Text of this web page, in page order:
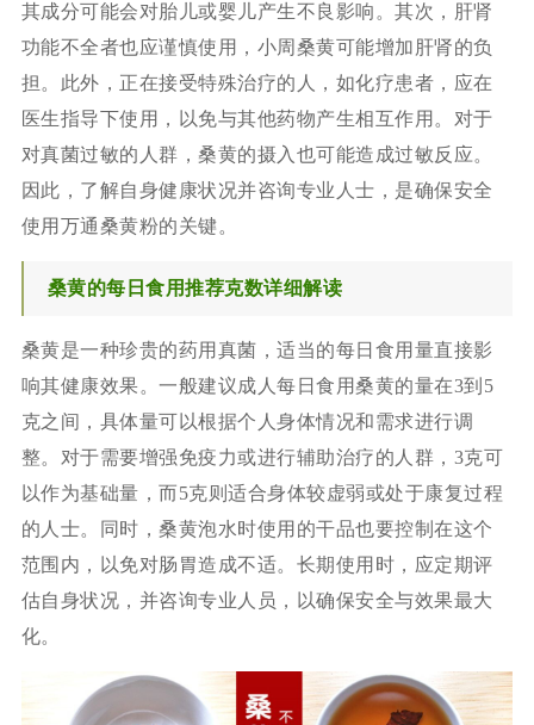
其成分可能会对胎儿或婴儿产生不良影响。其次，肝肾
功能不全者也应谨慎使用，小周桑黄可能增加肝肾的负
担。此外，正在接受特殊治疗的人，如化疗患者，应在
医生指导下使用，以免与其他药物产生相互作用。对于
对真菌过敏的人群，桑黄的摄入也可能造成过敏反应。
因此，了解自身健康状况并咨询专业人士，是确保安全
使用万通桑黄粉的关键。
桑黄的每日食用推荐克数详细解读
桑黄是一种珍贵的药用真菌，适当的每日食用量直接影
响其健康效果。一般建议成人每日食用桑黄的量在3到5
克之间，具体量可以根据个人身体情况和需求进行调
整。对于需要增强免疫力或进行辅助治疗的人群，3克可
以作为基础量，而5克则适合身体较虚弱或处于康复过程
的人士。同时，桑黄泡水时使用的干品也要控制在这个
范围内，以免对肠胃造成不适。长期使用时，应定期评
估自身状况，并咨询专业人员，以确保安全与效果最大
化。